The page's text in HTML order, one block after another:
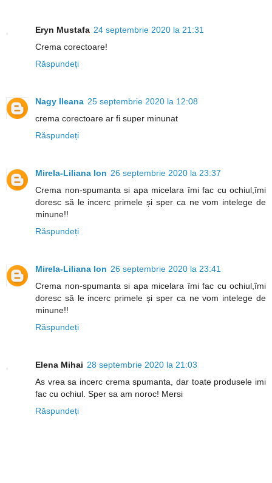
Eryn Mustafa 24 septembrie 2020 la 21:31
Crema corectoare!
Răspundeți
Nagy Ileana 25 septembrie 2020 la 12:08
crema corectoare ar fi super minunat
Răspundeți
Mirela-Liliana Ion 26 septembrie 2020 la 23:37
Crema non-spumanta si apa micelara îmi fac cu ochiul,îmi
doresc să le incerc primele și sper ca ne vom intelege de
minune!!
Răspundeți
Mirela-Liliana Ion 26 septembrie 2020 la 23:41
Crema non-spumanta si apa micelara îmi fac cu ochiul,îmi
doresc să le incerc primele și sper ca ne vom intelege de
minune!!
Răspundeți
Elena Mihai 28 septembrie 2020 la 21:03
As vrea sa incerc crema spumanta, dar toate produsele imi
fac cu ochiul. Sper sa am noroc! Mersi
Răspundeți